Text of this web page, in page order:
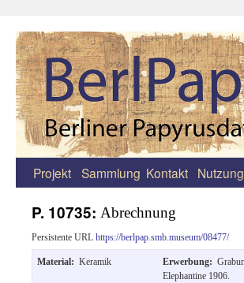
Zum
springen
Projekt Sammlung Kontakt
P. 10735: Abrechnung
Persistente URL https://berlpap.smb.museum/08477/
Material: Keramik Erwerbung:
Elephantine 1906.